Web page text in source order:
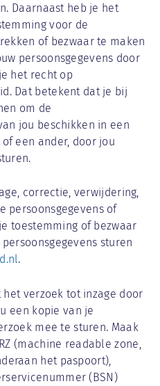
Daarnaast heb je het
voor de
of bezwaar te maken
persoonsgegevens door
het recht op
Dat betekent dat je bij
om de
jou beschikken in een
een ander, door jou
correctie, verwijdering,
persoonsgegevens of
toestemming of bezwaar
sturen
.
verzoek tot inzage door
een kopie van je
mee te sturen. Maak
(machine readable zone,
het paspoort),
(BSN)